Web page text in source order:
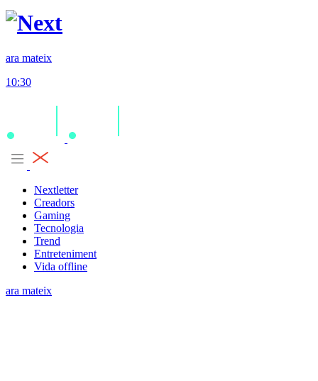
ara mateix
10:30
Nextletter
Creadors
Gaming
Tecnologia
Trend
Entreteniment
Vida offline
ara mateix